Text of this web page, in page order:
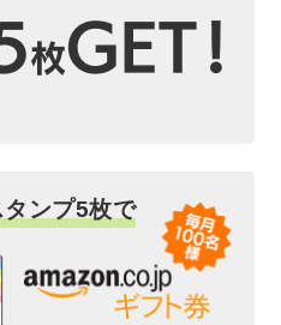
ンプ5枚で